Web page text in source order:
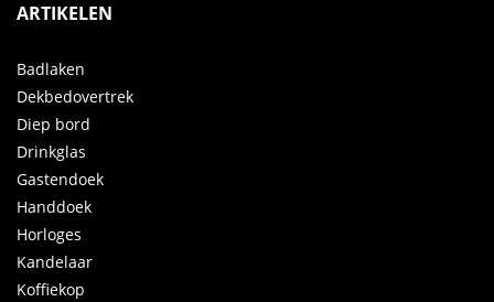
ARTIKELEN
Badlaken
Dekbedovertrek
Diep bord
Drinkglas
Gastendoek
Handdoek
Horloges
Kandelaar
Koffiekop